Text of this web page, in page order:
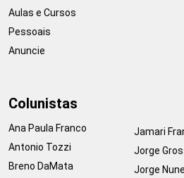
Aulas e Cursos
Pessoais
Anuncie
Colunistas
Ana Paula Franco
Antonio Tozzi
Breno DaMata
Jamari
Jorge
Jorge